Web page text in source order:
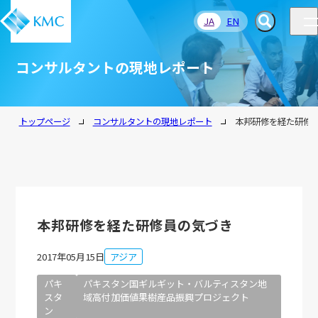
JA EN
コンサルタントの現地レポート
トップページ コンサルタントの現地レポート 本邦研修を経た研修
本邦研修を経た研修員の気づき
2017年05月15日 アジア
パキ
スタ
ン
パキスタン国ギルギット・バルティスタン地
域高付加価値果樹産品振興プロジェクト